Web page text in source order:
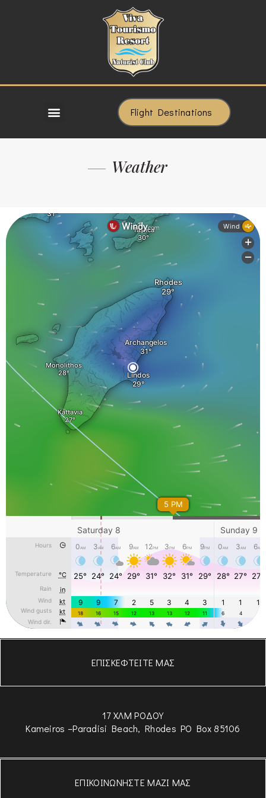
Flight Destinations
Weather
ΕΠΙΣΚΕΦΤΕΙΤΕ ΜΑΣ
17 ΧΛΜ ΡΟΔΟΥ
Kameiros –Paradisi Beach, Rhodes PO Box 85106
ΕΠΙΚΟΙΝΩΝΗΣΤΕ ΜΑΖΙ ΜΑΣ